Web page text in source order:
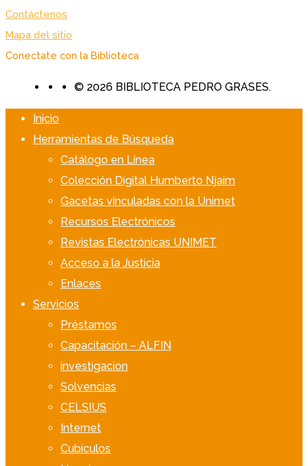
Contáctenos
Mapa del sitio
Conectate con la Biblioteca
© 2026 BIBLIOTECA PEDRO GRASES.
Inicio
Herramientas de Búsqueda
Catálogo en Línea
Colección Digital Humberto Njaim
Gacetas vinculadas con la Unimet
Recursos Electrónicos
Revistas Electrónicas UNIMET
Acceso a la Justicia
Enlaces
Servicios
Préstamos
Capacitación – ALFIN
investigacion
Solvencias
CELSIUS
Internet
Cubículos